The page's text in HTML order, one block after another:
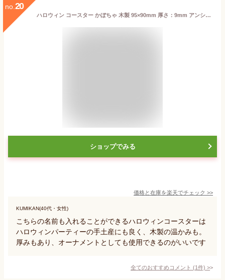
no. 20
ハロウィン コースター かぼちゃ 木製 95×90mm 厚さ：9mm アンシャンテラボ / オリジナル商品 名入れ グッズ 雑貨 飾り ディスプレイ パーティー 装飾 オーナメント デコレーション ジャックオランタン 桐焼 ウッド グランジ ビンテージ DIY【ゆうパケット対応】
ショップでみる
価格と在庫を楽天でチェック >>
KUMIKAN(40代・女性)
こちらの名前も入れることができるハロウィンコースターは
ハロウィンパーティーの手土産にも良く、木製の温かみも。
厚みもあり、オーナメントとしても使用できるのがいいです
全てのおすすめコメント (1件) >